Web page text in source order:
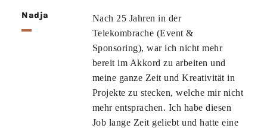
Nadja
Nach 25 Jahren in der
Telekombrache (Event &
Sponsoring), war ich nicht mehr
bereit im Akkord zu arbeiten und
meine ganze Zeit und Kreativität in
Projekte zu stecken, welche mir nicht
mehr entsprachen. Ich habe diesen
Job lange Zeit geliebt und hatte eine